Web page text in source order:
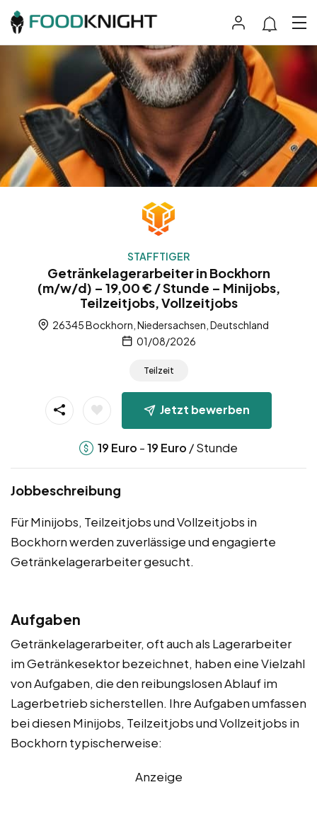
STAFFTIGER
Getränkelagerarbeiter in Bockhorn
(m/w/d) – 19,00 € / Stunde – Minijobs,
Teilzeitjobs, Vollzeitjobs
26345 Bockhorn, Niedersachsen, Deutschland
01/08/2026
Teilzeit
Jetzt bewerben
19 Euro -19 Euro / Stunde
Jobbeschreibung
Für Minijobs, Teilzeitjobs und Vollzeitjobs in
Bockhorn werden zuverlässige und engagierte
Getränkelagerarbeiter gesucht.
Aufgaben
Getränkelagerarbeiter, oft auch als Lagerarbeiter
im Getränkesektor bezeichnet, haben eine Vielzahl
von Aufgaben, die den reibungslosen Ablauf im
Lagerbetrieb sicherstellen. Ihre Aufgaben umfassen
bei diesen Minijobs, Teilzeitjobs und Vollzeitjobs in
Bockhorn typischerweise:
Anzeige